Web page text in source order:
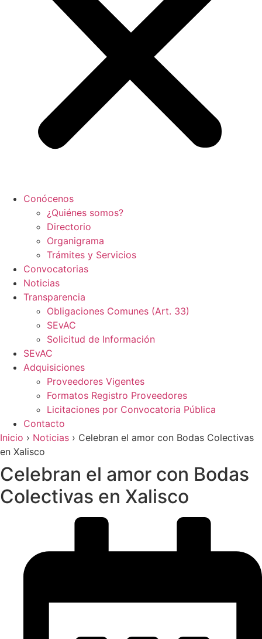
Conócenos
¿Quiénes somos?
Directorio
Organigrama
Trámites y Servicios
Convocatorias
Noticias
Transparencia
Obligaciones Comunes (Art. 33)
SEvAC
Solicitud de Información
SEvAC
Adquisiciones
Proveedores Vigentes
Formatos Registro Proveedores
Licitaciones por Convocatoria Pública
Contacto
Inicio › Noticias › Celebran el amor con Bodas Colectivas
en Xalisco
Celebran el amor con Bodas
Colectivas en Xalisco